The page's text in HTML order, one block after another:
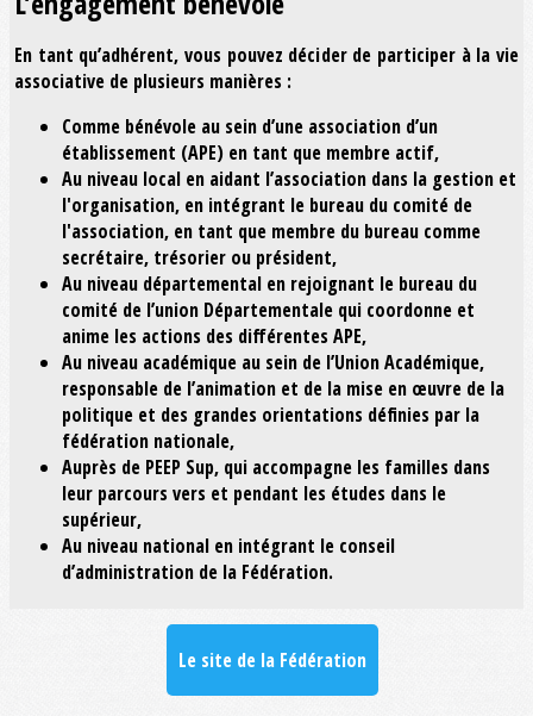
En tant qu’adhérent, vous pouvez décider de participer à la vie
associative de plusieurs manières :
Comme bénévole au sein d’une association d’un
établissement (APE) en tant que membre actif,
Au niveau local en aidant l’association dans la gestion et
l'organisation, en intégrant le bureau du comité de
l'association, en tant que membre du bureau comme
secrétaire, trésorier ou président,
Au niveau départemental en rejoignant le bureau du
comité de l’union Départementale qui coordonne et
anime les actions des différentes APE,
Au niveau académique au sein de l’Union Académique,
responsable de l’animation et de la mise en œuvre de la
politique et des grandes orientations définies par la
fédération nationale,
Auprès de PEEP Sup, qui accompagne les familles dans
leur parcours vers et pendant les études dans le
supérieur,
Au niveau national en intégrant le conseil
d’administration de la Fédération.
Le site de la Fédération